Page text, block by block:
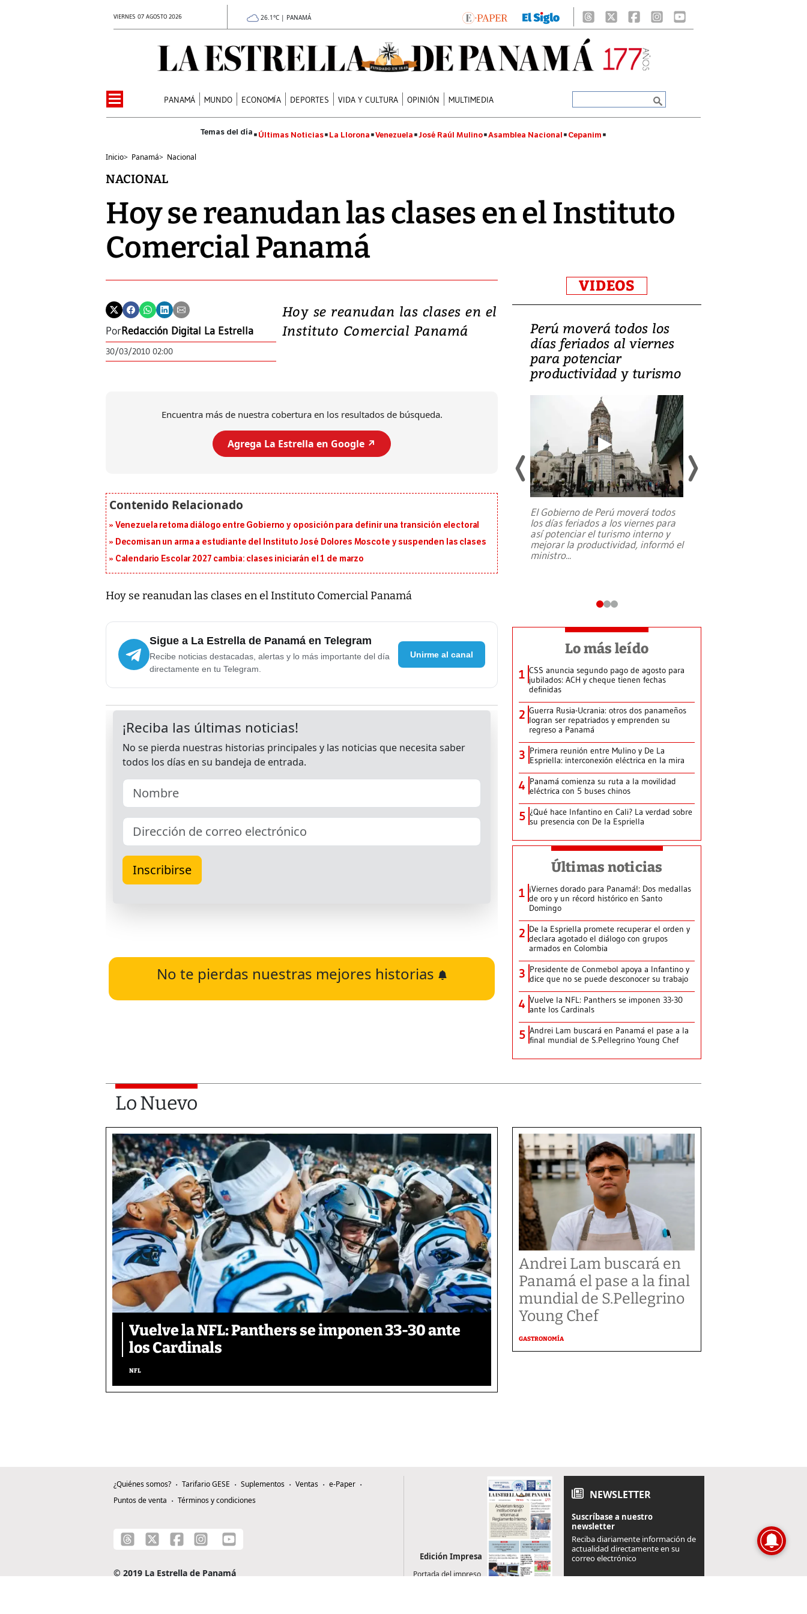
VIERNES 07 AGOSTO 2026 26.1°C | PANAMÁ
PANAMÁ MUNDO ECONOMÍA DEPORTES VIDA Y CULTURA OPINIÓN MULTIMEDIA
Últimas Noticias La Llorona Venezuela José Raúl Mulino Asamblea Nacional Cepanim
Inicio> Panamá> Nacional
NACIONAL
Hoy se reanudan las clases en el Instituto
Comercial Panamá
PorRedacción Digital La Estrella
30/03/2010 02:00
Hoy se reanudan las clases en el
Instituto Comercial Panamá
Encuentra más de nuestra cobertura en los resultados de búsqueda.
Agrega La Estrella en Google ↗️
Venezuela retoma diálogo entre Gobierno y oposición para definir una transición electoral
Decomisan un arma a estudiante del Instituto José Dolores Moscote y suspenden las clases
Calendario Escolar 2027 cambia: clases iniciarán el 1 de marzo
Hoy se reanudan las clases en el Instituto Comercial Panamá
Sigue a La Estrella de Panamá en Telegram
Recibe noticias destacadas, alertas y lo más importante del día
directamente en tu Telegram.
Unirme al canal
No te pierdas nuestras mejores historias
VIDEOS
Video: Lula lanza su
Entre recuerdos y escuetas
referencias hacia sus adversarios, el
presidente de Brasil, Luiz Inácio Lula
da Silva, oficializó este domingo su
candidatura...
Perú moverá todos los
días feriados al viernes
para potenciar
productividad y turismo
El Gobierno de Perú moverá todos
los días feriados a los viernes para
así potenciar el turismo interno y
mejorar la productividad, informó el
ministro...
Lo más leído
1 CSS anuncia segundo pago de agosto para
jubilados: ACH y cheque tienen fechas
definidas
2 Guerra Rusia-Ucrania: otros dos panameños
logran ser repatriados y emprenden su
regreso a Panamá
3 Primera reunión entre Mulino y De La
Espriella: interconexión eléctrica en la mira
4 Panamá comienza su ruta a la movilidad
eléctrica con 5 buses chinos
5 ¿Qué hace Infantino en Cali? La verdad sobre
su presencia con De la Espriella
Últimas noticias
1 ¡Viernes dorado para Panamá!: Dos medallas
de oro y un récord histórico en Santo
Domingo
2 De la Espriella promete recuperar el orden y
declara agotado el diálogo con grupos
armados en Colombia
3 Presidente de Conmebol apoya a Infantino y
dice que no se puede desconocer su trabajo
4 Vuelve la NFL: Panthers se imponen 33-30
ante los Cardinals
5 Andrei Lam buscará en Panamá el pase a la
final mundial de S.Pellegrino Young Chef
Lo Nuevo
Vuelve la NFL: Panthers se imponen 33-30 ante
los Cardinals
NFL
Andrei Lam buscará en
Panamá el pase a la final
mundial de S.Pellegrino
Young Chef
GASTRONOMÍA
¿Quiénes somos? Tarifario GESE Suplementos Ventas
e-Paper
Puntos de venta
Términos y condiciones
© 2019 La Estrella de Panamá
Edición Impresa
Portada del impreso
NEWSLETTER
Suscríbase a nuestro
newsletter
Reciba diariamente información de
actualidad directamente en su
correo electrónico